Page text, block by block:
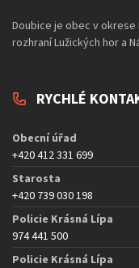
Doubice je obec v okrese
rozhraní Lužických hor a
RYCHLÉ
Obecní úřad
+420 412 331 699
Starosta
+420 739 030 198
Policie Krásná Lípa
974 441 500
Policie Krásná Lípa